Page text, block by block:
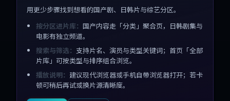
用更少步骤找到想看的国产剧、日韩片与综艺分区。
按分区进片库： 国产内容走「分类」聚合页，日韩剧集与
电影有独立频道。
搜索与筛选： 支持片名、演员与类型关键词；首页「全部
片库」可按类型与排序组合浏览。
播放说明： 建议现代浏览器或手机自带浏览器打开；若卡
顿可稍后再试或换片源清晰度。